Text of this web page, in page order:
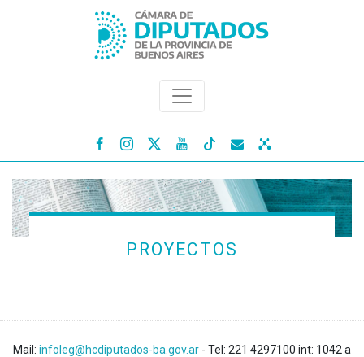
   
PROYECTOS
Mail: infoleg@hcdiputados-ba.gov.ar - Tel: 221 4297100 int: 1042 a